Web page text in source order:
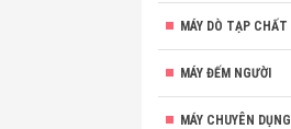
MÁY DÒ TẠP CHẤT
MÁY ĐẾM NGƯỜI
MÁY CHUYÊN DỤNG